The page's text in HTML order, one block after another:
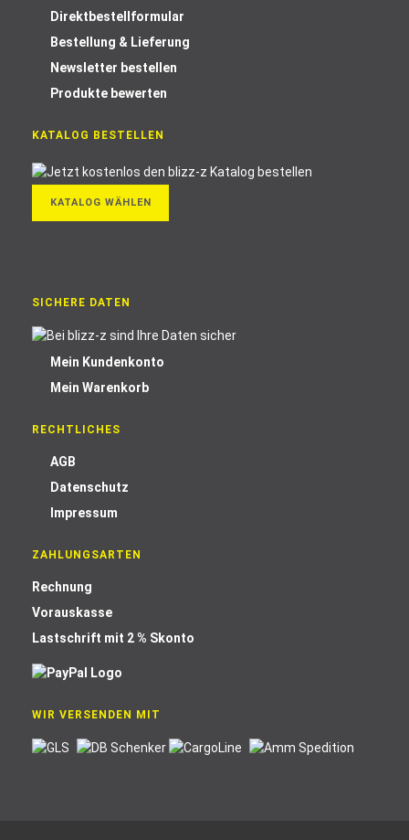
Direktbestellformular
Bestellung & Lieferung
Newsletter bestellen
Produkte bewerten
KATALOG BESTELLEN
KATALOG WÄHLEN
SICHERE DATEN
Mein Kundenkonto
Mein Warenkorb
RECHTLICHES
AGB
Datenschutz
Impressum
ZAHLUNGSARTEN
Rechnung
Vorauskasse
Lastschrift mit 2 % Skonto
WIR VERSENDEN MIT